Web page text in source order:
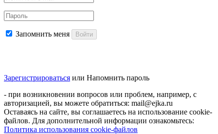
Запомнить меня Войти
Зарегистрироваться или Напомнить пароль
- при возникновении вопросов или проблем, например, с
авторизацией, вы можете обратиться: mail@ejka.ru
Оставаясь на сайте, вы соглашаетесь на использование cookie-
файлов. Для дополнительной информации ознакомьтесь:
Политика использования cookie-файлов